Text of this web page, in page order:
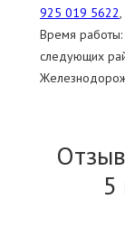
925 019 5622
Время
следующих
5